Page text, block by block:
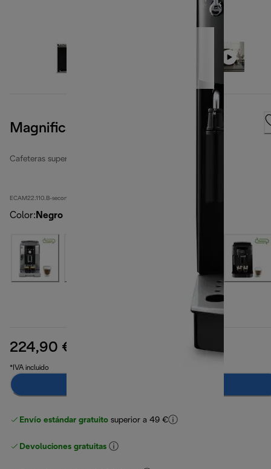
Magnifica S
Cafeteras superautomáticas reacondicionadas
ECAM22.110.B-second
Color: Negro
224,90 € precio original 399,90 €
*IVA incluido
Envío estándar gratuito superior a 49 €
Devoluciones gratuitas